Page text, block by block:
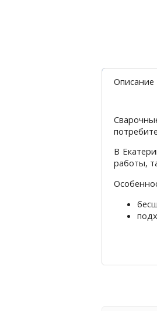
Описание
В
работы,